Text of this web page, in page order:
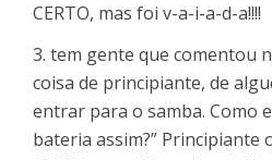
CERTO, mas foi v-a-i-a-d-a!!!!
3. tem gente que comentou
coisa de principiante, de
entrar para o samba. Como
bateria assim?” Principiante